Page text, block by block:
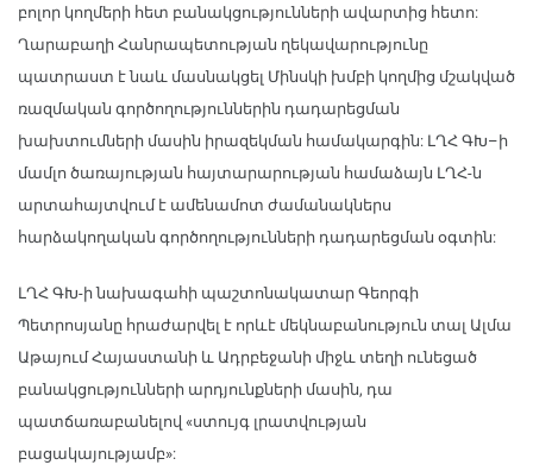
բոլոր կողմերի հետ բանակցությունների ավարտից հետո:
Ղարաբաղի Հանրապետության ղեկավարությունը
պատրաստ է նաև մասնակցել Մինսկի խմբի կողմից մշակված
ռազմական գործողություններին դադարեցման
խախտումների մասին իրազեկման համակարգին: ԼՂՀ ԳԽ–ի
մամլո ծառայության հայտարարության համաձայն ԼՂՀ-ն
արտահայտվում է ամենամոտ ժամանակներս
հարձակողական գործողությունների դադարեցման օգտին:
ԼՂՀ ԳԽ-ի նախագահի պաշտոնակատար Գեորգի
Պետրոսյանը հրաժարվել է որևէ մեկնաբանություն տալ Ալմա
Աթայում Հայաստանի և Ադրբեջանի միջև տեղի ունեցած
բանակցությունների արդյունքների մասին, դա
պատճառաբանելով «ստույգ լրատվության
բացակայությամբ»: